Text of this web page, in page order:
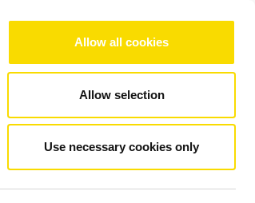
Allow all cookies
Allow selection
Use necessary cookies only
Referenzen Kontakt